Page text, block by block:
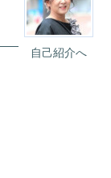
自己紹介へ